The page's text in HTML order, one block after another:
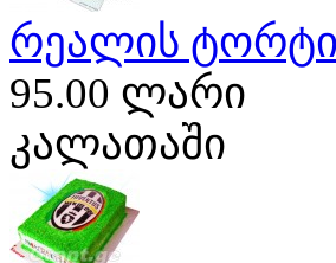
რეალის ტორტი
95.00 ლარი
კალათაში